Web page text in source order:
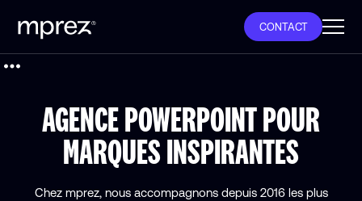
CONTACT
AGENCE POWERPOINTPOUR
MARQUES INSPIRANTES
Chez mprez, nous accompagnons depuis 2016 les plus